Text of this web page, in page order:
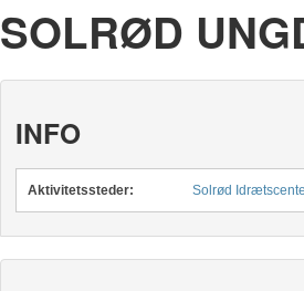
SOLRØD
INFO
Aktivitetssteder: Solrød